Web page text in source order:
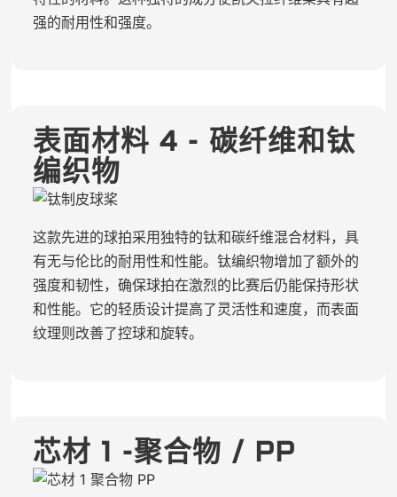
强的耐用性和强度。
表面材料 4 - 碳纤维和钛
编织物
这款先进的球拍采用独特的钛和碳纤维混合材料，具
有无与伦比的耐用性和性能。钛编织物增加了额外的
强度和韧性，确保球拍在激烈的比赛后仍能保持形状
和性能。它的轻质设计提高了灵活性和速度，而表面
纹理则改善了控球和旋转。
芯材 1 -聚合物 / PP